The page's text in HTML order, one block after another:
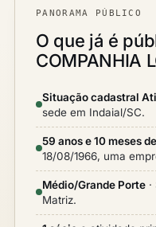
PANORAMA PÚBLICO
O que já é
COMPANHIA
Situação cadastral
sede em Indaial/SC.
59 anos e 10 meses
18/08/1966, uma
Médio/Grande Porte
Matriz.